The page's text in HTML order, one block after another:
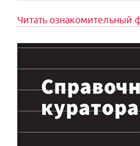
Читать ознакомительный